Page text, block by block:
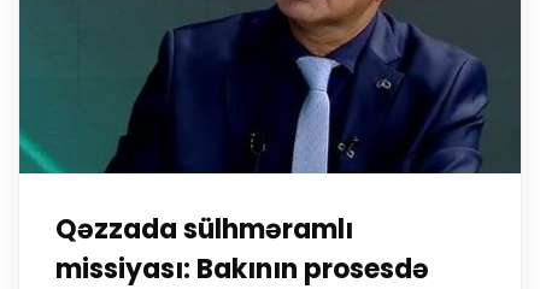
Qəzzada sülhməramlı
missiyası: Bakının prosesdə